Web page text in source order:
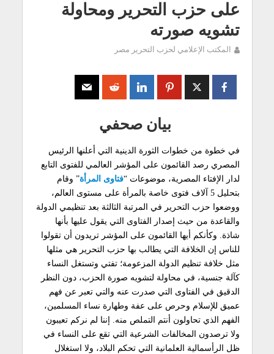
على حزب التحرير ومحاولة
تشويه صورته
المكتب الإعلامي لحزب التحرير مصر
بيان صحفي
في خطوة من خطوات الثورة الدينية التي أعلنها الرئيس
المصري رصد القائمون على المؤشر العالمي للفتوى التابع
لدار الإفتاء المصرية، موضوعات “فتاوى المرأة” وقام
بتحليل 5 آلاف فتوى خاصة بالمرأة على مستوى العالم،
ووضعوا حزب التحرير في المرتبة الثالثة بعد تنظيمي الدولة
والقاعدة من حيث إصدار الفتاوى التي يقول عليها بأنها
شاذة. وكأنكم أيها القائمون على المؤشر تريدون أن تقولوا
للناس إن الخلافة التي يطالب بها حزب التحرير هي مثلها
مثل خلافة تنظيم الدولة المزعومة؛ تفتي وتستغل النساء
كآلة جنسية، في محاولة لتشويه صورة الحزب، دون النظر
الدقيق في الفتاوى التي صدرت عنه والتي تعبر عن فهم
عميق للإسلام وحرص على عفة وطهارة نساء المسلمين،
الفهم الذي تحاولون أنتم التملص منه. إننا لم نركم تعيبون
ولا ترصدون المخالفات الشرعية التي تقع على النساء في
ظل الرأسمالية العلمانية التي تحكم البلاد، ولا استغلال